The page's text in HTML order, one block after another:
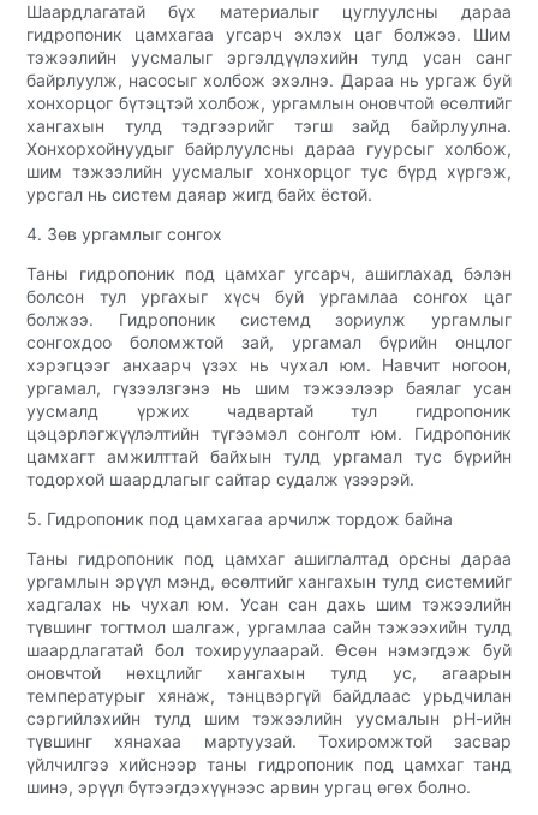
Шаардлагатай бүх материалыг цуглуулсны дараа
гидропоник цамхагаа угсарч эхлэх цаг болжээ. Шим
тэжээлийн уусмалыг эргэлдүүлэхийн тулд усан санг
байрлуулж, насосыг холбож эхэлнэ. Дараа нь ургаж буй
хонхорцог бүтэцтэй холбож, ургамлын оновчтой өсөлтийг
хангахын тулд тэдгээрийг тэгш зайд байрлуулна.
Хонхорхойнуудыг байрлуулсны дараа гуурсыг холбож,
шим тэжээлийн уусмалыг хонхорцог тус бүрд хүргэж,
урсгал нь систем даяар жигд байх ёстой.
4. Зөв ургамлыг сонгох
Таны гидропоник под цамхаг угсарч, ашиглахад бэлэн
болсон тул ургахыг хүсч буй ургамлаа сонгох цаг
болжээ. Гидропоник системд зориулж ургамлыг
сонгохдоо боломжтой зай, ургамал бүрийн онцлог
хэрэгцээг анхаарч үзэх нь чухал юм. Навчит ногоон,
ургамал, гүзээлзгэнэ нь шим тэжээлээр баялаг усан
уусмалд үржих чадвартай тул гидропоник
цэцэрлэгжүүлэлтийн түгээмэл сонголт юм. Гидропоник
цамхагт амжилттай байхын тулд ургамал тус бүрийн
тодорхой шаардлагыг сайтар судалж үзээрэй.
5. Гидропоник под цамхагаа арчилж тордож байна
Таны гидропоник под цамхаг ашиглалтад орсны дараа
ургамлын эрүүл мэнд, өсөлтийг хангахын тулд системийг
хадгалах нь чухал юм. Усан сан дахь шим тэжээлийн
түвшинг тогтмол шалгаж, ургамлаа сайн тэжээхийн тулд
шаардлагатай бол тохируулаарай. Өсөн нэмэгдэж буй
оновчтой нөхцлийг хангахын тулд ус, агаарын
температурыг хянаж, тэнцвэргүй байдлаас урьдчилан
сэргийлэхийн тулд шим тэжээлийн уусмалын рН-ийн
түвшинг хянахаа мартуузай. Тохиромжтой засвар
үйлчилгээ хийснээр таны гидропоник под цамхаг танд
шинэ, эрүүл бүтээгдэхүүнээс арвин ургац өгөх болно.